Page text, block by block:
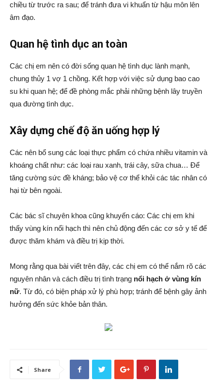
chiều từ trước ra sau; để tránh đưa vi khuẩn từ hậu môn lên
âm đạo.
Quan hệ tình dục an toàn
Các chị em nên có đời sống quan hệ tình dục lành mạnh,
chung thủy 1 vợ 1 chồng. Kết hợp với việc sử dụng bao cao
su khi quan hệ; để đề phòng mắc phải những bệnh lây truyền
qua đường tình dục.
Xây dựng chế độ ăn uống hợp lý
Các nên bổ sung các loại thực phẩm có chứa nhiều vitamin và
khoáng chất như: các loại rau xanh, trái cây, sữa chua… Để
tăng cường sức đề kháng; bảo vệ cơ thể khỏi các tác nhân có
hại từ bên ngoài.
Các bác sĩ chuyên khoa cũng khuyến cáo: Các chị em khi
thấy vùng kín nổi hạch thì nên chủ động đến các cơ sở y tế để
được thăm khám và điều trị kịp thời.
Mong rằng qua bài viết trên đây, các chị em có thể nắm rõ các
nguyên nhân và cách điều trị tình trạng nổi hạch ở vùng kín
nữ. Từ đó, có biện pháp xử lý phù hợp; tránh để bệnh gây ảnh
hưởng đến sức khỏe bản thân.
Share